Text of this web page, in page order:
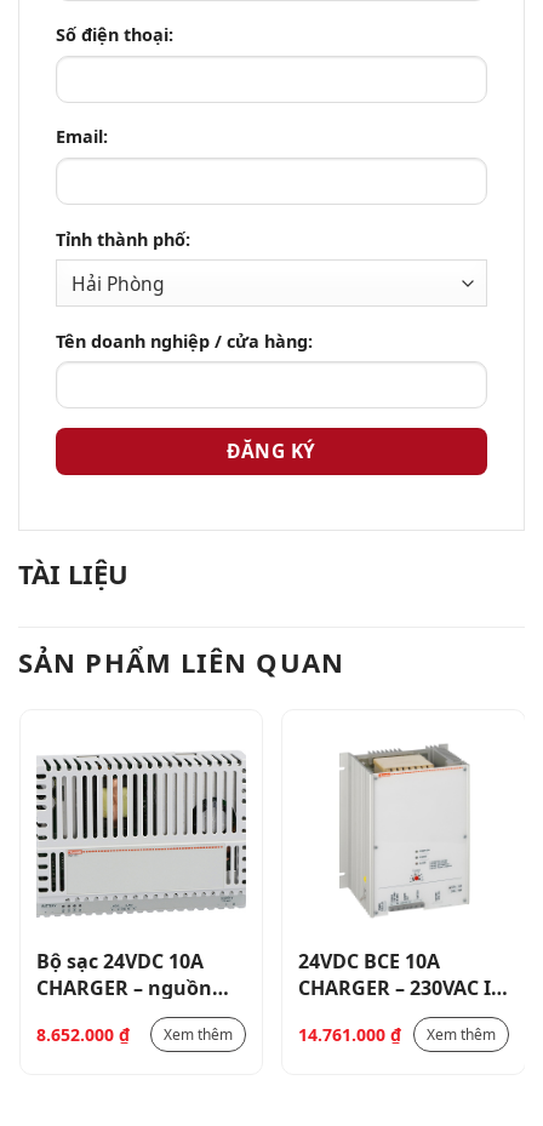
Số điện thoại:
Email:
Tỉnh thành phố:
Tên doanh nghiệp / cửa hàng:
TÀI LIỆU
SẢN PHẨM LIÊN QUAN
Bộ sạc 24VDC 10A
CHARGER – nguồn
cấp 230VAC- ADVC
CHARGE MONITOR.
8.652.000 ₫ Xem thêm
24VDC BCE 10A
CHARGER – 230VAC IN
– ADVC CHARGE
MONIT.
14.761.000 ₫ Xem thêm